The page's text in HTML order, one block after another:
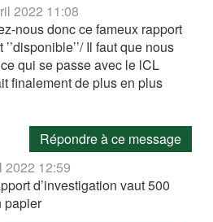
2022 11:08
nous donc ce fameux rapport
Il faut que nous
qui se passe avec le lCL
finalement de plus en plus
Répondre à ce message
2022 12:59
d’investigation vaut 500
papier